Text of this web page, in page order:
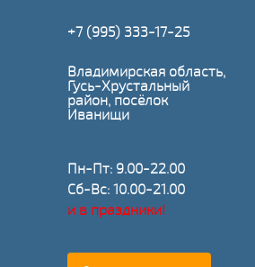
+7 (995) 333-17-25
Владимирская область,
Гусь-Хрустальный
район, посёлок
Иванищи
Пн-Пт: 9.00-22.00
Сб-Вс: 10.00-21.00
и в праздники!